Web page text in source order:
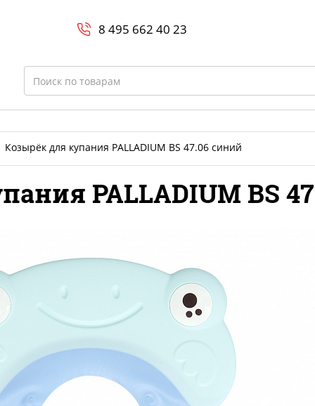
8 800-700-23-35
8 495 662 40 23
Search
Козырёк для купания PALLADIUM BS 47.06 синий
PALLADIUM BS